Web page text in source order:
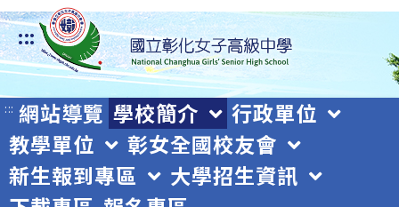
跳
轉
至
主
要
內
:::
::: 網站導覽 學校簡介
行政單位
教學單位
彰女全國校友會
新生報到專區
大學招生資訊